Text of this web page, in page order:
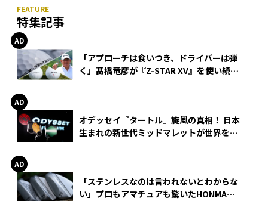
特集記事
「アプローチは食いつき、ドライバーは弾
く」髙橋竜彦が『Z-STAR XV』を使い続け
オデッセイ『タートル』旋風の真相！ 日本
生まれの新世代ミッドマレットが世界を席
「ステンレスなのは言われないとわからな
い」プロもアマチュアも驚いたHONMA